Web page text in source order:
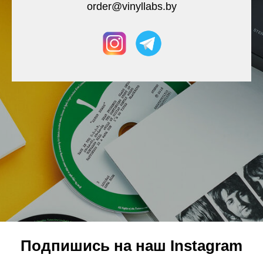
order@vinyllabs.by
Подпишись на наш Instagram